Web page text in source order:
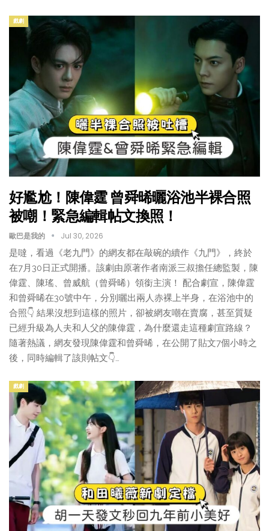
戲劇
好尷尬！陳偉霆 曾舜晞曬浴池半裸合照
被嘲！緊急編輯帖文換照！
歐巴是我的 Jul 30, 2026
是噠，看過《老九門》的網友都在敲碗的續作《九門》，終於
在7月30日正式開播。該劇由原著作者南派三叔擔任總監製，陳
偉霆、陳瑤、曾威航（曾舜晞）領銜主演！ 配合劇宣，陳偉霆
和曾舜晞在30號中午，分別曬出兩人赤裸上半身，在浴池中的
合照👇 結果沒想到這樣的照片，卻被網友嘲在賣腐，甚至質疑
已經升級為人夫和人父的陳偉霆，為什麼還走這種劇宣路線？
隨著熱議，網友發現陳偉霆和曾舜晞，在公開了貼文7個小時之
後，同時編輯了該則帖文👇…
戲劇